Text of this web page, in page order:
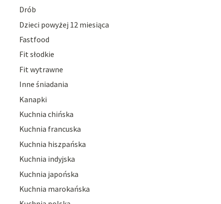
Drób
Dzieci powyżej 12 miesiąca
Fastfood
Fit słodkie
Fit wytrawne
Inne śniadania
Kanapki
Kuchnia chińska
Kuchnia francuska
Kuchnia hiszpańska
Kuchnia indyjska
Kuchnia japońska
Kuchnia marokańska